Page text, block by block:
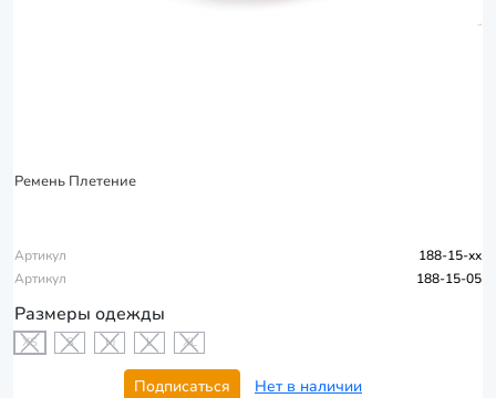
Ремень Плетение
Артикул
188-15-xx
Артикул
188-15-05
Размеры одежды
XS S M L XL
Подписаться Нет в наличии